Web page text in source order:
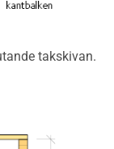
takskivan.